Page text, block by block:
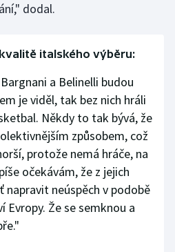
dodal.
italského výběru:
a Belinelli budou
je viděl, tak bez nich hráli
Někdy to tak bývá, že
způsobem, což
protože nemá hráče, na
očekávám, že z jejich
napravit neúspěch v podobě
Že se semknou a